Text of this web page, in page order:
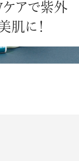
#HOTEL
ケアで紫外
肌に！